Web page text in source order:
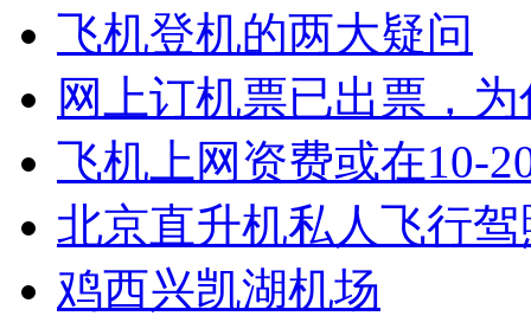
飞机登机的两大疑问
网上订机票已出票，
飞机上网资费或在10-
北京直升机私人飞行
鸡西兴凯湖机场